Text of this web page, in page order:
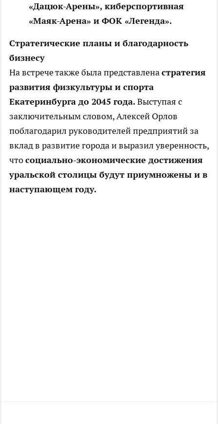
«Дацюк-Арены», киберспортивная
«Маяк-Арена» и ФОК «Легенда».
Стратегические планы и благодарность
бизнесу
На встрече также была представленастратегия
развития физкультуры и спорта
Екатеринбурга до 2045 года.Выступая с
заключительным словом, Алексей Орлов
поблагодарил руководителей предприятий за
вклад в развитие города и выразил уверенность,
чтосоциально-экономические достижения
уральской столицы будут приумножены и в
наступающем году.